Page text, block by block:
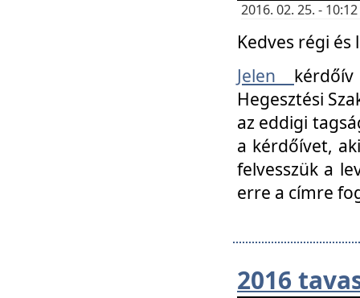
2016. 02. 25. -
Kedves régi
Jelen
Hegesztési
az eddigi
a kérdőívet,
felvesszük a
erre a címre
2016